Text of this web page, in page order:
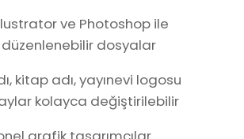
ve Photoshop ile
dosyalar
kitap adı, yayınevi logosu
kolayca değiştirilebilir